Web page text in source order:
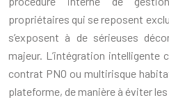
propriétaires qui se reposent
s’exposent à de sérieuses
majeur. L’intégration
contrat PNO ou multirisque
plateforme, de manière à éviter